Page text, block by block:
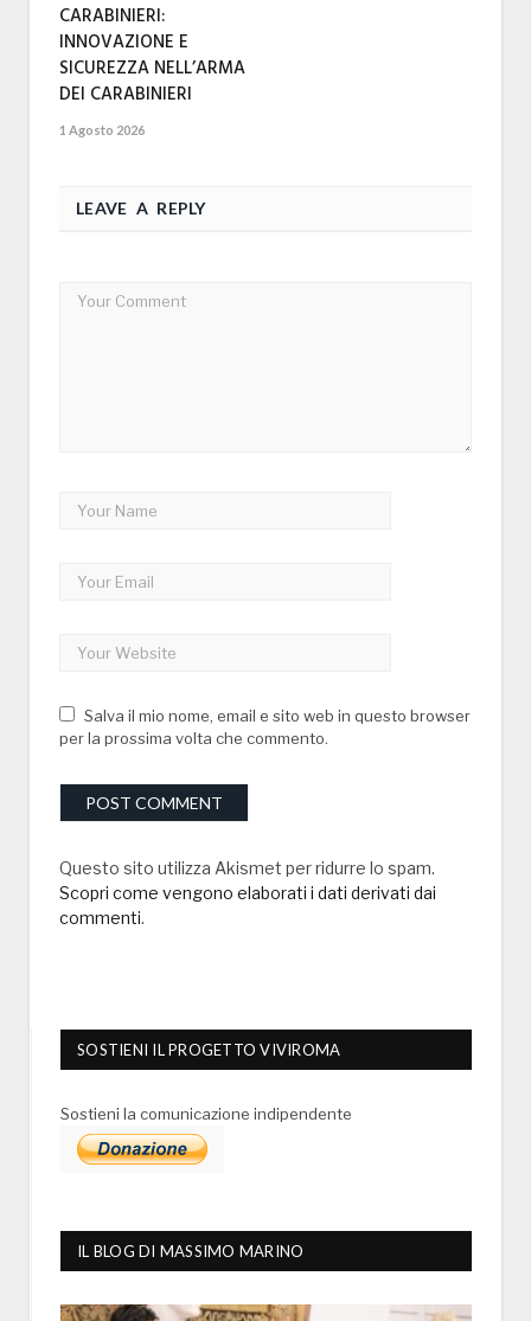
CARABINIERI:
INNOVAZIONE E
SICUREZZA NELL’ARMA
DEI CARABINIERI
1 Agosto 2026
LEAVE A REPLY
Salva il mio nome, email e sito web in questo browser
per la prossima volta che commento.
Questo sito utilizza Akismet per ridurre lo spam.
Scopri come vengono elaborati i dati derivati dai
commenti.
SOSTIENI IL PROGETTO VIVIROMA
Sostieni la comunicazione indipendente
IL BLOG DI MASSIMO MARINO